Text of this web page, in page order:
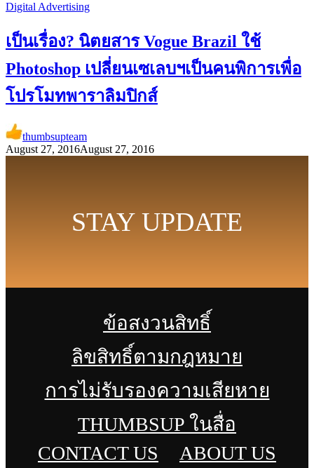
Digital Advertising
เป็นเรื่อง? นิตยสาร Vogue Brazil ใช้
Photoshop เปลี่ยนเซเลบฯเป็นคนพิการเพื่อ
โปรโมทพาราลิมปิกส์
thumbsupteam
August 27, 2016August 27, 2016
STAY UPDATE
ข้อสงวนสิทธิ์
ลิขสิทธิ์ตามกฎหมาย
การไม่รับรองความเสียหาย
THUMBSUP ในสื่อ
CONTACT US
ABOUT US